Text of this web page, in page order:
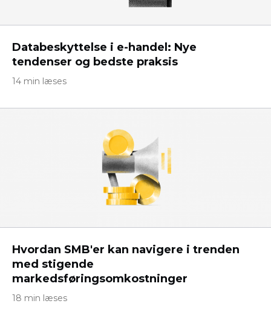
Databeskyttelse i e-handel: Nye
tendenser og bedste praksis
14 min læses
Hvordan SMB'er kan navigere i trenden
med stigende
markedsføringsomkostninger
18 min læses